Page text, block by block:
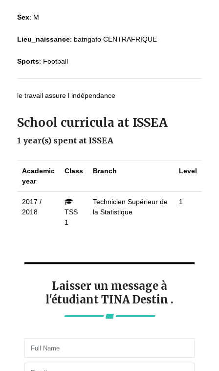
Sex: M
Lieu_naissance: batngafo CENTRAFRIQUE
Sports: Football
le travail assure l indépendance
School curricula at ISSEA
1 year(s) spent at ISSEA
Academic
year
Class Branch Level
2017 /
2018
TSS
1
Technicien Supérieur de
la Statistique
1
Laisser un message à
l'étudiant TINA Destin .